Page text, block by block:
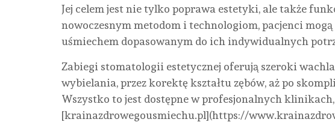
Jej celem jest nie tylko poprawa estetyki, ale także
nowoczesnym metodom i technologiom, pacjenci
uśmiechem dopasowanym do ich indywidualnych
Zabiegi stomatologii estetycznej oferują szeroki
wybielania, przez korektę kształtu zębów, aż po
Wszystko to jest dostępne w profesjonalnych
[krainazdrowegousmiechu.pl](https://